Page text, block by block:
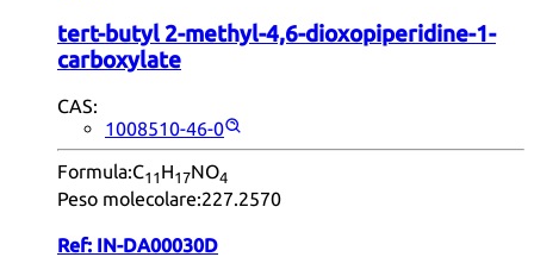
tert-butyl 2-methyl-4,6-dioxopiperidine-1-
carboxylate
CAS:
1008510-46-0
Formula:C11 H17NO4
Peso molecolare:227.2570
Ref: IN-DA00030D